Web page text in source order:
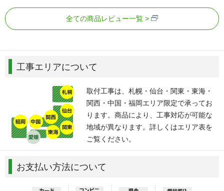
全ての商品レビュー一覧
工事エリアについて
取付工事は、札幌・仙台・関東・東海・
関西・中国・福岡エリア限定で承ってお
ります。商品により、工事対応が可能な
地域が異なります。詳しくはエリア表を
ご覧ください。
お支払い方法について